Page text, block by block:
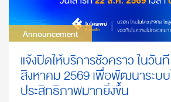
Announcement
Announcement
แจ้งปิดให้บริการชั่วคราว ในวัน
สิงหาคม 2569 เพื่อพัฒนาระบ
ประสิทธิภาพมากยิ่งขึ้น